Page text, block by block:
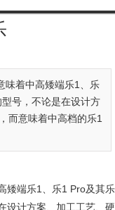
味着中高矮端乐1、乐
号，不论是在设计方
而意味着中高档的乐1
矮端乐1、乐1 Pro及其乐
设计方案、加工工艺、硬